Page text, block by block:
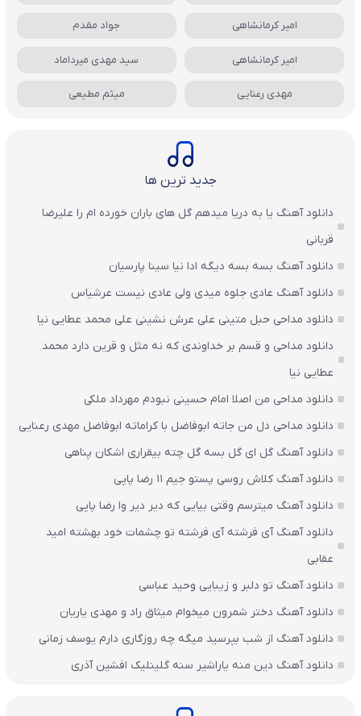
امیر کرمانشاهی جواد مقدم
امیر کرمانشاهی سید مهدی میرداماد
مهدی رعنایی میثم مطیعی
جدید ترین ها
دانلود آهنگ یا به دریا میدهم گل های باران‌ خورده ام را علیرضا
قربانی
دانلود آهنگ بسه بسه دیگه ادا نیا سینا پارسیان
دانلود آهنگ عادی جلوه میدی ولی عادی نیست عرشیاس
دانلود مداحی حبل متینی علی عرش نشینی علی محمد عطایی نیا
دانلود مداحی و قسم بر خداوندی که نه مثل و قرین دارد محمد
عطایی نیا
دانلود مداحی من اصلا امام حسینی نبودم مهرداد ملکی
دانلود مداحی دل من جاته ابوفاضل با کراماته ابوفاضل مهدی رعنایی
دانلود آهنگ گل ای گل بسه گل چته بیقراری اشکان پناهی
دانلود آهنگ کلاش روسی پستو جیم ۱۱ رضا پاپی
دانلود آهنگ میترسم وقتی بیایی که دیر دیر وا رضا پاپی
دانلود آهنگ آی فرشته آی فرشته تو چشمات خود بهشته امید
عقابی
دانلود آهنگ تو دلبر و زیبایی وحید عباسی
دانلود آهنگ دختر شمرون میخوام میثاق راد و مهدی یاریان
دانلود آهنگ از شب بپرسید میگه چه روزگاری دارم یوسف زمانی
دانلود آهنگ دین منه یاراشیر سنه گلینلیک افشین آذری